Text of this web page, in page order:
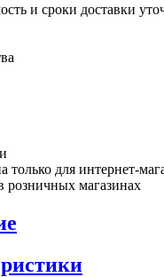
и сроки доставки
только для интернет-
розничных магазинах